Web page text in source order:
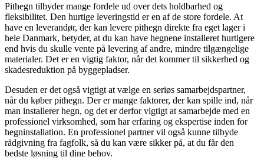
Pithegn tilbyder mange fordele ud over dets holdbarhed og
fleksibilitet. Den hurtige leveringstid er en af de store fordele. At
have en leverandør, der kan levere pithegn direkte fra eget lager i
hele Danmark, betyder, at du kan have hegnene installeret hurtigere
end hvis du skulle vente på levering af andre, mindre tilgængelige
materialer. Det er en vigtig faktor, når det kommer til sikkerhed og
skadesreduktion på byggepladser.
Desuden er det også vigtigt at vælge en seriøs samarbejdspartner,
når du køber pithegn. Der er mange faktorer, der kan spille ind, når
man installerer hegn, og det er derfor vigtigt at samarbejde med en
professionel virksomhed, som har erfaring og ekspertise inden for
hegninstallation. En professionel partner vil også kunne tilbyde
rådgivning fra fagfolk, så du kan være sikker på, at du får den
bedste løsning til dine behov.